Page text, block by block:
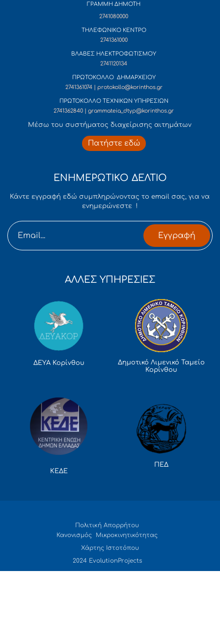
ΓΡΑΜΜΗ ΔΗΜΟΤΗ
2741080000
ΤΗΛΕΦΩΝΙΚΟ ΚΕΝΤΡΟ
2741361000
ΒΛΑΒΕΣ ΗΛΕΚΤΡΟΦΩΤΙΣΜΟΥ
2741120134
ΠΡΩΤΟΚΟΛΛΟ ΔΗΜΑΡΧΕΙΟΥ
2741361074 | protokollo@korinthos.gr
ΠΡΩΤΟΚΟΛΛΟ ΤΕΧΝΙΚΩΝ ΥΠΗΡΕΣΙΩΝ
2741362840 | grammateia_dtyp@korinthos.gr
Mέσω του συστήματος διαχείρισης αιτημάτων
Πατήστε εδώ
ΕΝΗΜΕΡΩΤΙΚΟ ΔΕΛΤΙΟ
Κάντε εγγραφή εδώ συμπληρώνοντας το email σας, για να
ενημερώνεστε !
Εγγραφή
ΑΛΛΕΣ ΥΠΗΡΕΣΙΕΣ
ΔΕΥΑ Κορίνθου
Δημοτικό Λιμενικό Ταμείο
Κορίνθου
ΚΕΔΕ
ΠΕΔ
Πολιτική Απορρήτου
Κανονισμός Μικροκινητικότητας
Χάρτης Ιστοτόπου
2024 EvolutionProjects